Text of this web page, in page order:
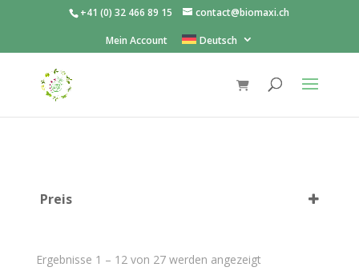
+41 (0) 32 466 89 15 contact@biomaxi.ch
Mein Account Deutsch
Preis
Ergebnisse 1 – 12 von 27 werden angezeigtNach